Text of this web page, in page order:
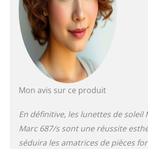
Mon avis sur ce produit
En définitive, les lunettes de soleil
Marc 687/s sont une réussite
séduira les amatrices de pièces